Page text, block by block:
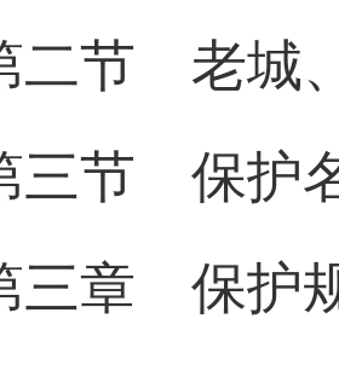
老城、
节 保护
章 保护